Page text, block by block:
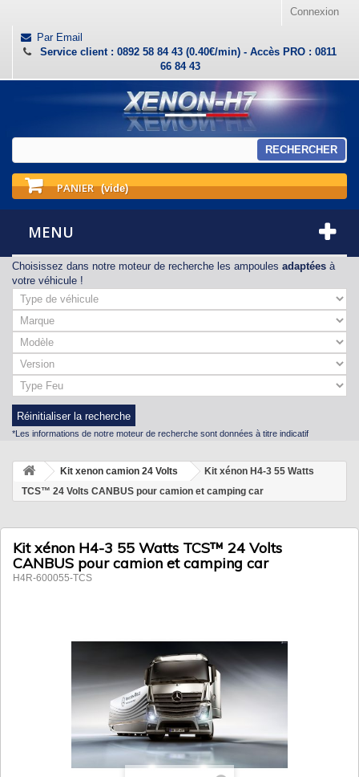
Connexion
Par Email
Service client : 0892 58 84 43 (0.40€/min) - Accès PRO : 0811
66 84 43
RECHERCHER
PANIER (vide)
MENU
Choisissez dans notre moteur de recherche les ampoules adaptées à
votre véhicule !
Réinitialiser la recherche
*Les informations de notre moteur de recherche sont données à titre indicatif
Kit xenon camion 24 Volts
Kit xénon H4-3 55 Watts
TCS™ 24 Volts CANBUS pour camion et camping car
Kit xénon H4-3 55 Watts TCS™ 24 Volts
CANBUS pour camion et camping car
H4R-600055-TCS